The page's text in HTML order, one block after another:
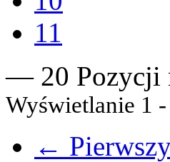
11
— 20 Pozycji
Wyświetlanie 1
←